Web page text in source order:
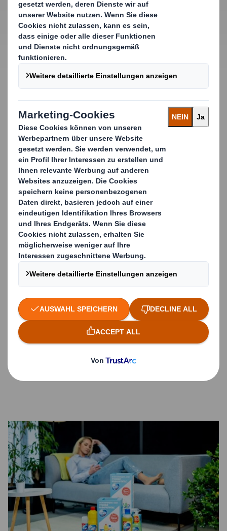
Die neue, recycelbare KLINEX KIT-Verpackung ist ein
Eyecatcher. Der innovative Griff und die stabilen
Konstruktion machen sie besonders effizient.
Ein moderner, schlanker Look, der die
Aufmerksamkeit der Kunden auf sich zieht, da die
Shelf-Ready-Lösung leicht in ein POS-Display
verwandelt werden kann
Sichere Lieferung, funktionale und stabile
Palettierung während des Transportvorgangs
Effizientes, robustes Designgewährleistet die
sichere Lieferung von Reinigungsprodukten in einer
komplexen E-Commerce-Lieferkette
Innovativer und haltbarer Griff, der es den Käufern
ermöglicht, mehrere Reinigungsprodukte
gleichzeitig zu tragen